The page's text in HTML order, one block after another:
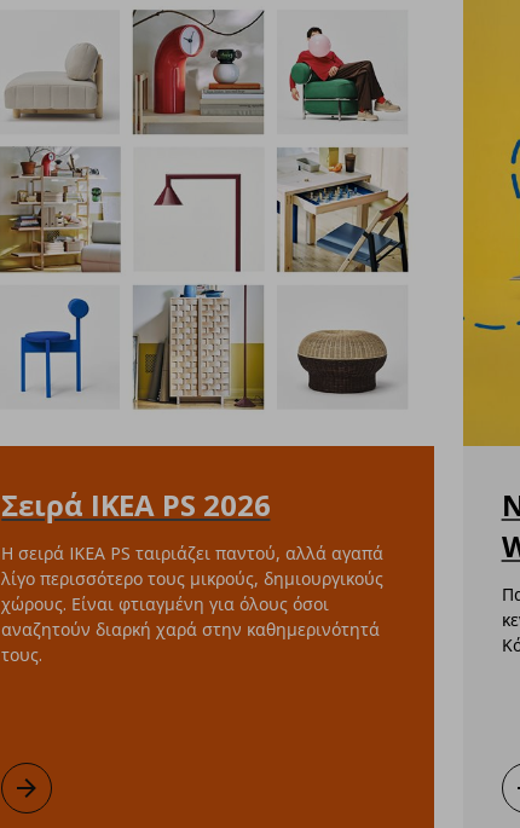
Σειρά IKEA PS 2026
Η σειρά IKEA PS ταιριάζει παντού, αλλά αγαπά
λίγο περισσότερο τους μικρούς, δημιουργικούς
χώρους. Είναι φτιαγμένη για όλους όσοι
αναζητούν διαρκή χαρά στην καθημερινότητά
τους.
Σειρά IKEA PS 2026
Μάθετε περισσότερα